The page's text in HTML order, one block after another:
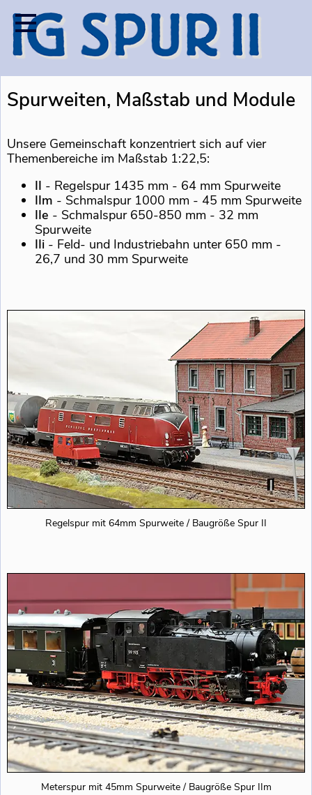
Spurweiten, Maßstab und Module
Unsere Gemeinschaft konzentriert sich auf vier
Themenbereiche im Maßstab 1:22,5:
II - Regelspur 1435 mm - 64 mm Spurweite
IIm - Schmalspur 1000 mm - 45 mm Spurweite
IIe - Schmalspur 650-850 mm - 32 mm
Spurweite
IIi - Feld- und Industriebahn unter 650 mm -
26,7 und 30 mm Spurweite
Regelspur mit 64mm Spurweite / Baugröße Spur II
Meterspur mit 45mm Spurweite / Baugröße Spur IIm